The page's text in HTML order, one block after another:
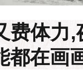
费体力
都在画